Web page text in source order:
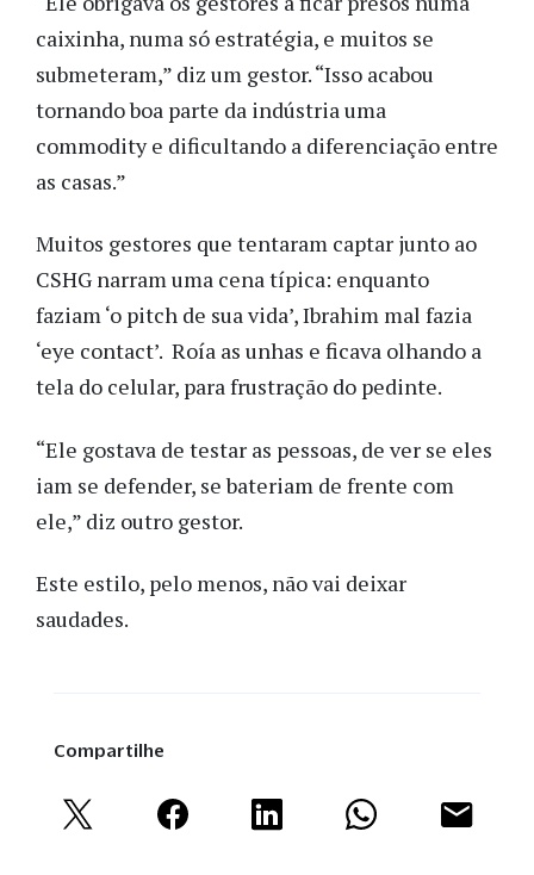
caixinha, numa só estratégia, e muitos se
submeteram,” diz um gestor. “Isso acabou
tornando boa parte da indústria uma
commodity e dificultando a diferenciação entre
as casas.”
Muitos gestores que tentaram captar junto ao
CSHG narram uma cena típica: enquanto
faziam ‘o pitch de sua vida’, Ibrahim mal fazia
‘eye contact’. Roía as unhas e ficava olhando a
tela do celular, para frustração do pedinte.
“Ele gostava de testar as pessoas, de ver se eles
iam se defender, se bateriam de frente com
ele,” diz outro gestor.
Este estilo, pelo menos, não vai deixar
saudades.
Compartilhe